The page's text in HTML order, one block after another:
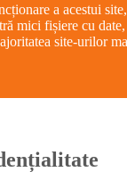
a acestui
mici fișiere cu
site-urilor